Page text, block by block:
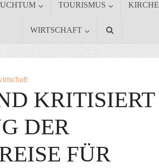
TOURISMUS KIRCHE
WIRTSCHAFT
KRITISIERT
DER
FÜR